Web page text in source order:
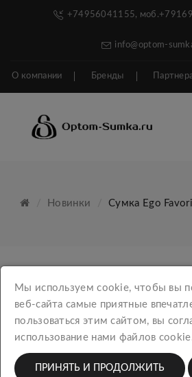
+74956041155,
info@optom-
О компании Бренды
Новинки Сумка Ego
КАТЕГОРИИ
Женская
Мы используем cookie, чтобы вы
веб-сайта самые приятные
пользоваться этим сайтом, вы
использование нами файлов
ПРИНЯТЬ И ПРОДОЛЖИТЬ